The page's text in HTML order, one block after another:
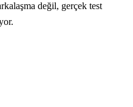
değil, gerçek test